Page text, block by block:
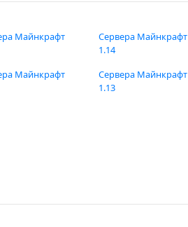
Майнкрафт
Майнкрафт
Сервера Майнкрафт
1.14
Сервера Майнкрафт
1.13